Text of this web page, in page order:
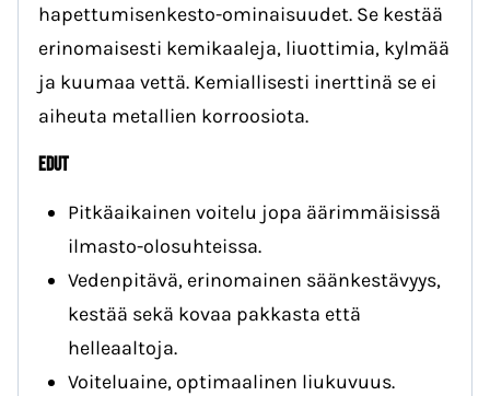
hapettumisenkesto-ominaisuudet. Se kestää
erinomaisesti kemikaaleja, liuottimia, kylmää
ja kuumaa vettä. Kemiallisesti inerttinä se ei
aiheuta metallien korroosiota.
EDUT
Pitkäaikainen voitelu jopa äärimmäisissä
ilmasto-olosuhteissa.
Vedenpitävä, erinomainen säänkestävyys,
kestää sekä kovaa pakkasta että
helleaaltoja.
Voiteluaine, optimaalinen liukuvuus.